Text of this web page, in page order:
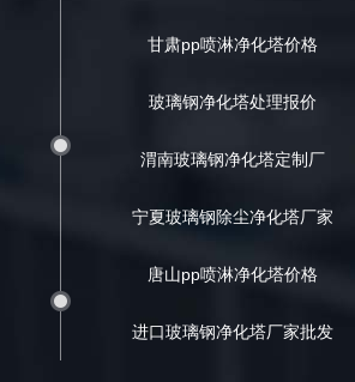
甘肃pp喷淋净化塔价格
玻璃钢净化塔处理报价
渭南玻璃钢净化塔定制厂
宁夏玻璃钢除尘净化塔厂家
唐山pp喷淋净化塔价格
进口玻璃钢净化塔厂家批发